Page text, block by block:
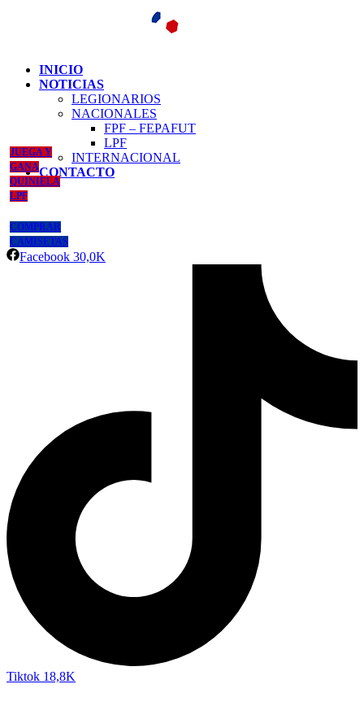
INICIO
NOTICIAS
LEGIONARIOS
NACIONALES
FPF – FEPAFUT
LPF
INTERNACIONAL
CONTACTO
JUEGA Y
GANA
QUINIELA
LPF
COMPRAR
CAMISETAS
Facebook 30,0K
Tiktok 18,8K